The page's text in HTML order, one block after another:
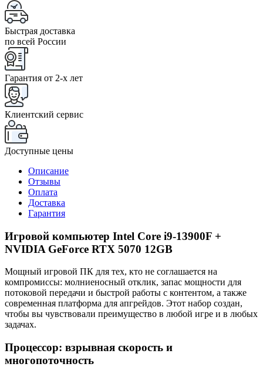
Быстрая доставка
по всей России
Гарантия от 2-x лет
Клиентский сервис
Доступные цены
Описание
Отзывы
Оплата
Доставка
Гарантия
Игровой компьютер Intel Core i9-13900F +
NVIDIA GeForce RTX 5070 12GB
Мощный игровой ПК для тех, кто не соглашается на
компромиссы: молниеносный отклик, запас мощности для
потоковой передачи и быстрой работы с контентом, а также
современная платформа для апгрейдов. Этот набор создан,
чтобы вы чувствовали преимущество в любой игре и в любых
задачах.
Процессор: взрывная скорость и
многопоточность